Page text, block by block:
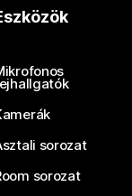
sorozat
sorozat